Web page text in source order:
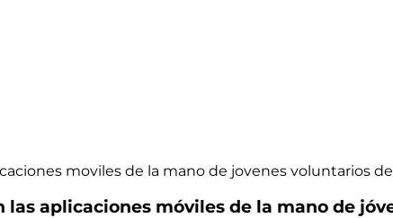
moviles de la mano de jovenes voluntarios
las aplicaciones móviles de la mano de